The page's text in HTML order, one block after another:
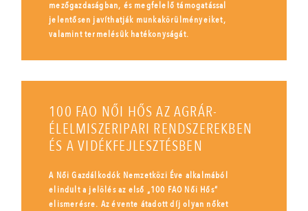
mezőgazdaságban, és megfelelő támogatással
jelentősen javíthatják munkakörülményeiket,
valamint termelésük hatékonyságát.
100 FAO NŐI HŐS AZ AGRÁR-
ÉLELMISZERIPARI RENDSZEREKBEN
ÉS A VIDÉKFEJLESZTÉSBEN
A Női Gazdálkodók Nemzetközi Éve alkalmából
elindult a jelölés az első „100 FAO Női Hős”
elismerésre. Az évente átadott díj olyan nőket